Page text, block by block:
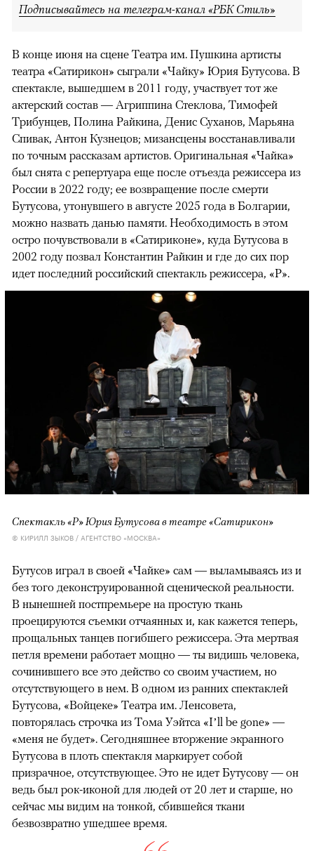
Подписывайтесь на телеграм-канал «РБК Стиль»
В конце июня на сцене Театра им. Пушкина артисты
театра «Сатирикон» сыграли «Чайку» Юрия Бутусова. В
спектакле, вышедшем в 2011 году, участвует тот же
актерский состав — Агриппина Стеклова, Тимофей
Трибунцев, Полина Райкина, Денис Суханов, Марьяна
Спивак, Антон Кузнецов; мизансцены восстанавливали
по точным рассказам артистов. Оригинальная «Чайка»
был снята с репертуара еще после отъезда режиссера из
России в 2022 году; ее возвращение после смерти
Бутусова, утонувшего в августе 2025 года в Болгарии,
можно назвать данью памяти. Необходимость в этом
остро почувствовали в «Сатириконе», куда Бутусова в
2002 году позвал Константин Райкин и где до сих пор
идет последний российский спектакль режиссера, «Р».
Спектакль «Р» Юрия Бутусова в театре «Сатирикон»
© КИРИЛЛ ЗЫКОВ / АГЕНТСТВО «МОСКВА»
Бутусов играл в своей «Чайке» сам — выламываясь из и
без того деконструированной сценической реальности.
В нынешней постпремьере на простую ткань
проецируются съемки отчаянных и, как кажется теперь,
прощальных танцев погибшего режиссера. Эта мертвая
петля времени работает мощно — ты видишь человека,
сочинившего все это действо со своим участием, но
отсутствующего в нем. В одном из ранних спектаклей
Бутусова, «Войцеке» Театра им. Ленсовета,
повторялась строчка из Тома Уэйтса «I’ll be gone» —
«меня не будет». Сегодняшнее вторжение экранного
Бутусова в плоть спектакля маркирует собой
призрачное, отсутствующее. Это не идет Бутусову — он
ведь был рок-иконой для людей от 20 лет и старше, но
сейчас мы видим на тонкой, сбившейся ткани
безвозвратно ушедшее время.